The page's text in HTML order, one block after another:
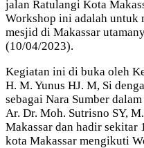
jalan Ratulangi Kota
Workshop ini adalah untuk
mesjid di Makassar
(10/04/2023).
Kegiatan ini di buka oleh
H. M. Yunus HJ. M, Si
sebagai Nara Sumber
Ar. Dr. Moh. Sutrisno SY,
Makassar dan hadir sekitar
kota Makassar mengikuti